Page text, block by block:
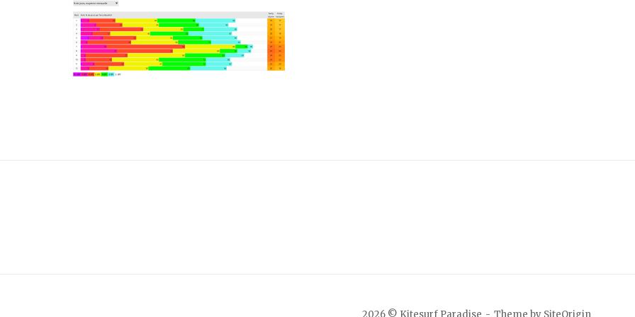
2026 © Kitesurf Paradise Theme by SiteOrigin